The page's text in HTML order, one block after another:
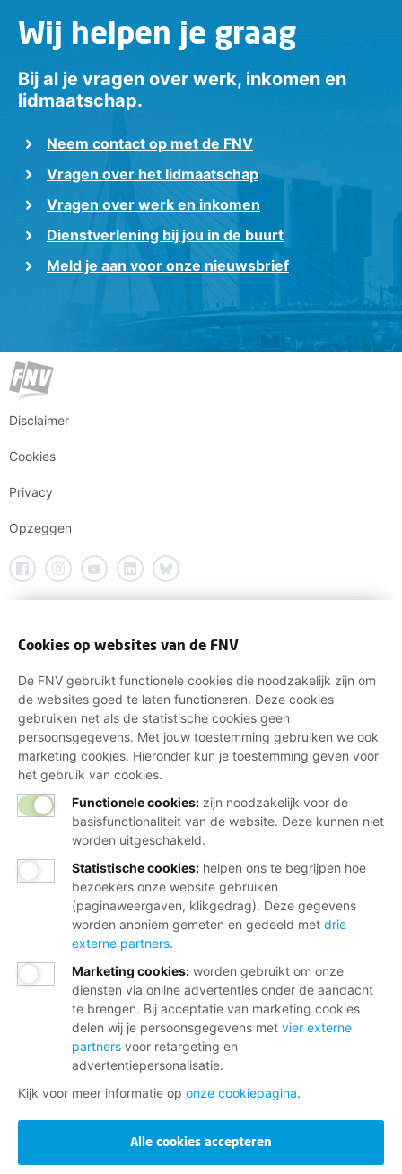
Wij helpen je graag
Bij al je vragen over werk, inkomen en
lidmaatschap.
Neem contact op met de FNV
Vragen over het lidmaatschap
Vragen over werk en inkomen
Dienstverlening bij jou in de buurt
Meld je aan voor onze nieuwsbrief
Disclaimer
Cookies
Privacy
Opzeggen
Cookies op websites van de FNV
De FNV gebruikt functionele cookies die noodzakelijk zijn om
de websites goed te laten functioneren. Deze cookies
gebruiken net als de statistische cookies geen
persoonsgegevens. Met jouw toestemming gebruiken we ook
marketing cookies. Hieronder kun je toestemming geven voor
het gebruik van cookies.
Functionele cookies: zijn noodzakelijk voor de
basisfunctionaliteit van de website. Deze kunnen niet
worden uitgeschakeld.
Statistische cookies: helpen ons te begrijpen hoe
bezoekers onze website gebruiken
(paginaweergaven, klikgedrag). Deze gegevens
worden anoniem gemeten en gedeeld met drie
externe partners.
Marketing cookies: worden gebruikt om onze
diensten via online advertenties onder de aandacht
te brengen. Bij acceptatie van marketing cookies
delen wij je persoonsgegevens met vier externe
partners voor retargeting en
advertentiepersonalisatie.
Kijk voor meer informatie op onze cookiepagina.
Alle cookies accepteren